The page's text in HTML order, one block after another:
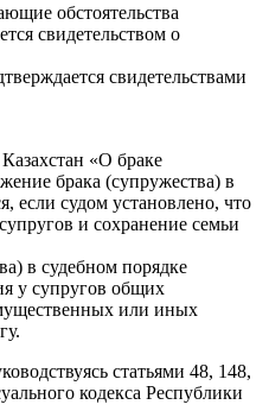
обстоятельства
свидетельством о
свидетельствами
«О браке
брака (супружества) в
если судом установлено, что
и сохранение семьи
в судебном порядке
у супругов общих
или иных
статьями 48, 148,
кодекса Республики